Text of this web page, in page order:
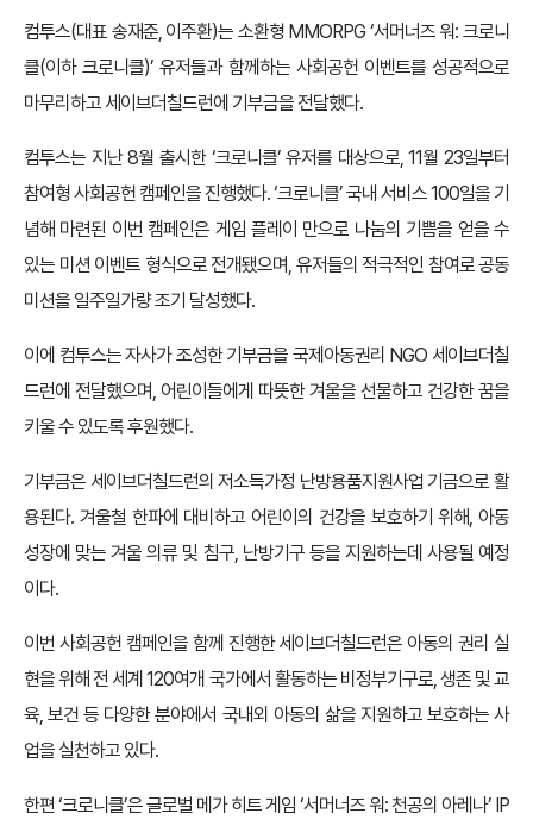
컴투스(대표 송재준, 이주환)는 소환형 MMORPG ‘서머너즈 워: 크로니
클(이하 크로니클)’ 유저들과 함께하는 사회공헌 이벤트를 성공적으로
마무리하고 세이브더칠드런에 기부금을 전달했다.
컴투스는 지난 8월 출시한 ‘크로니클’ 유저를 대상으로, 11월 23일부터
참여형 사회공헌 캠페인을 진행했다. ‘크로니클’ 국내 서비스 100일을 기
념해 마련된 이번 캠페인은 게임 플레이 만으로 나눔의 기쁨을 얻을 수
있는 미션 이벤트 형식으로 전개됐으며, 유저들의 적극적인 참여로 공동
미션을 일주일가량 조기 달성했다.
이에 컴투스는 자사가 조성한 기부금을 국제아동권리 NGO 세이브더칠
드런에 전달했으며, 어린이들에게 따뜻한 겨울을 선물하고 건강한 꿈을
키울 수 있도록 후원했다.
기부금은 세이브더칠드런의 저소득가정 난방용품지원사업 기금으로 활
용된다. 겨울철 한파에 대비하고 어린이의 건강을 보호하기 위해, 아동
성장에 맞는 겨울 의류 및 침구, 난방기구 등을 지원하는데 사용될 예정
이다.
이번 사회공헌 캠페인을 함께 진행한 세이브더칠드런은 아동의 권리 실
현을 위해 전 세계 120여개 국가에서 활동하는 비정부기구로, 생존 및 교
육, 보건 등 다양한 분야에서 국내외 아동의 삶을 지원하고 보호하는 사
업을 실천하고 있다.
한편 ‘크로니클’은 글로벌 메가 히트 게임 ‘서머너즈 워: 천공의 아레나’ IP